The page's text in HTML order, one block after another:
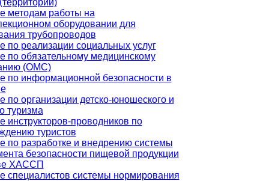
методам работы на
оборудовании для
трубопроводов
по реализации социальных услуг
по обязательному медицинскому
(ОМС)
по информационной безопасности в
по организации детско-юношеского и
туризма
инструкторов-проводников по
туристов
по разработке и внедрению системы
безопасности пищевой продукции
ХАССП
специалистов системы нормирования